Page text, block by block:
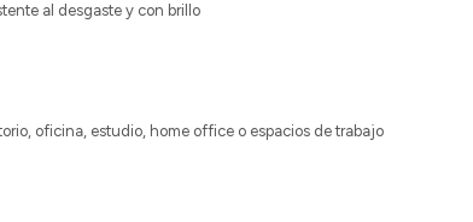
al desgaste y con brillo
oficina, estudio, home office o espacios de trabajo